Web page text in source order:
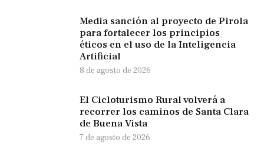
Media sanción al proyecto de Pirola
para fortalecer los principios
éticos en el uso de la Inteligencia
Artificial
8 de agosto de 2026
El Cicloturismo Rural volverá a
recorrer los caminos de Santa Clara
de Buena Vista
7 de agosto de 2026